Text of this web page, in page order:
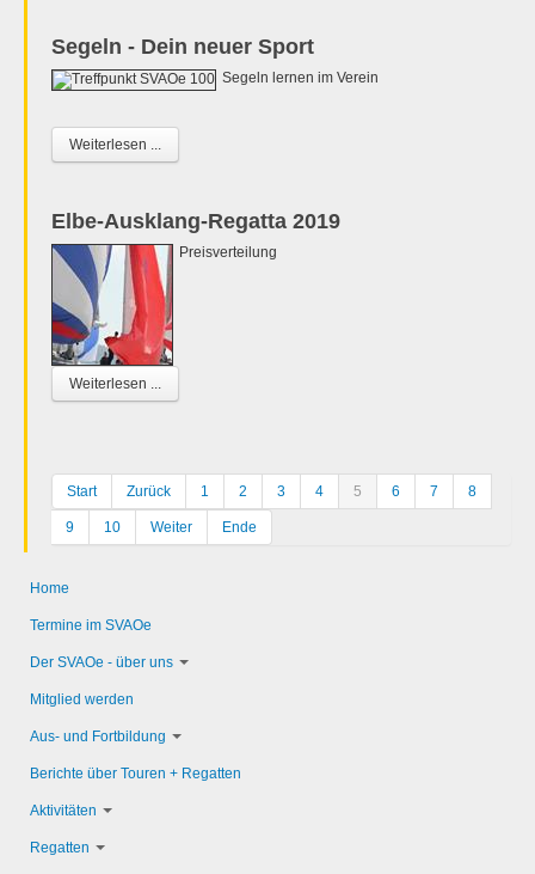
Segeln - Dein neuer Sport
Segeln lernen im Verein
Weiterlesen ...
Elbe-Ausklang-Regatta 2019
Preisverteilung
Weiterlesen ...
Start Zurück 1 2 3 4 5 6 7 8
9 10 Weiter Ende
Home
Termine im SVAOe
Der SVAOe - über uns
Mitglied werden
Aus- und Fortbildung
Berichte über Touren + Regatten
Aktivitäten
Regatten